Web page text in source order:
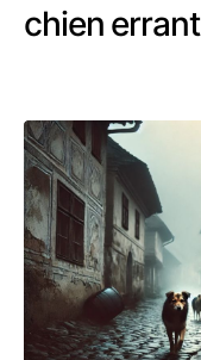
chien errant